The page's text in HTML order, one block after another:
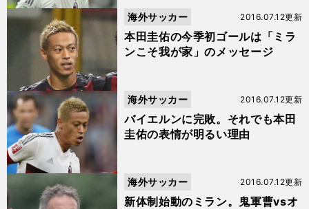
本田圭佑の今季初ゴールは「ミラ
ンこそ我が家」のメッセージ
2016.07.12更新
海外サッカー
バイエルンに完敗。それでも本田
圭佑の表情が明るい理由
2016.07.12更新
海外サッカー
新体制始動のミラン。鬼軍曹vsオ
2016.07.12更新
海外サッカー